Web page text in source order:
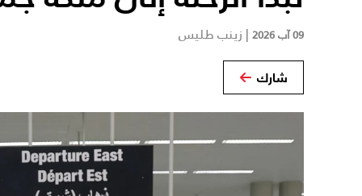
09 آب 2026 | زينب طليس
شارك